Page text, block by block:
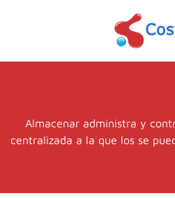
Almacenar administra y
centralizada a la que los se